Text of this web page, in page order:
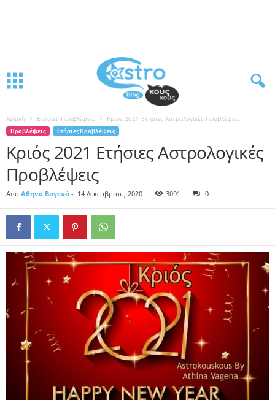
Αρχική Ετήσιες Προβλέψεις Κριός 2021 Ετήσιες Αστρολογικές Προβλέψεις
Προβλέψεις Ετήσιες Προβλέψεις
Κριός 2021 Ετήσιες Αστρολογικές
Προβλέψεις
Από Αθηνά Βαγενά - 14 Δεκεμβρίου, 2020 3091 0